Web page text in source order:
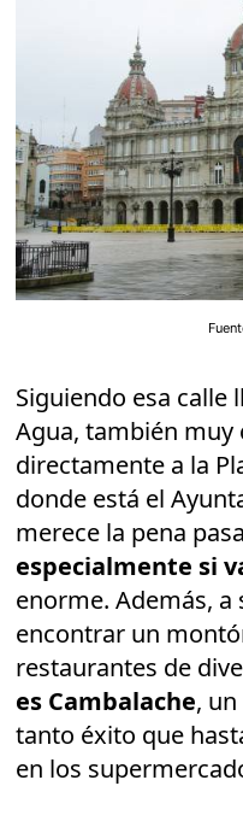
Siguiendo esa calle
Agua, también muy
directamente a la
donde está el
merece la pena
especialmente si
enorme. Además,
encontrar un
restaurantes de
es Cambalache,
tanto éxito que
en los